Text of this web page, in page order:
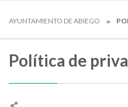
AYUNTAMIENTO DE ABIEGO
Política de